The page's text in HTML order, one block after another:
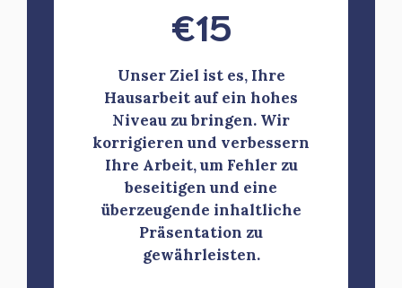
€15
Unser Ziel ist es, Ihre
Hausarbeit auf ein hohes
Niveau zu bringen. Wir
korrigieren und verbessern
Ihre Arbeit, um Fehler zu
beseitigen und eine
überzeugende inhaltliche
Präsentation zu
gewährleisten.